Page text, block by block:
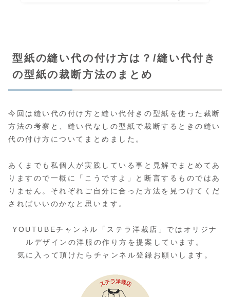
型紙の縫い代の付け方は？/縫い代付き
の型紙の裁断方法のまとめ
今回は縫い代の付け方と縫い代付きの型紙を使った裁断
方法の考察と、縫い代なしの型紙で裁断するときの縫い
代の付け方についてまとめました。
あくまでも私個人が実践している事と見解でまとめてあ
りますので一概に「こうですよ」と断言するものではあ
りません。それぞれご自分に合った方法を見つけてくだ
さればいいのかなと思います。
YOUTUBEチャンネル「ステラ洋裁店」ではオリジナ
ルデザインの洋服の作り方を提案しています。
気に入って頂けたらチャンネル登録お願いします。